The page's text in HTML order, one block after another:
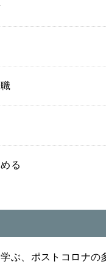
る
ぶ、ポストコロナの